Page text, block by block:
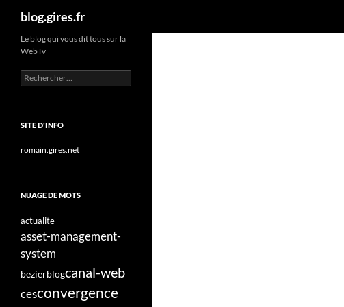
Aller
contenu
blog.gires.fr
Le blog qui vous dit tous sur la
WebTv
Rechercher :
SITE D'INFO
romain.gires.net
NUAGE DE MOTS
actualite
asset-management-
system
bezierblogcanal-web
cesconvergence